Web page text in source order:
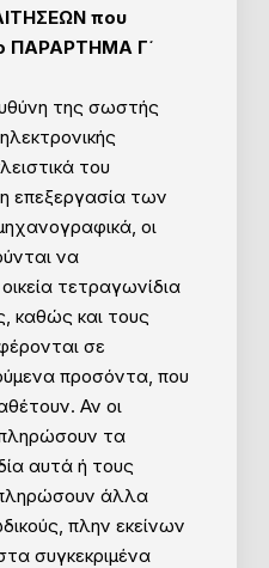
που
ΠΑΡΑΡΤΗΜΑ Γ΄
της σωστής
του
επεξεργασία των
οι
να
τετραγωνίδια
καθώς και τους
σε
προσόντα, που
Αν οι
τα
αυτά ή τους
άλλα
πλην εκείνων
συγκεκριμένα